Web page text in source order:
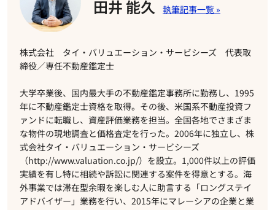
田井 能久
株式会社 タイ・バリュエーション・サービシーズ 代表取
締役／専任不動産鑑定士
大学卒業後、国内最大手の不動産鑑定事務所に勤務し、1995
年に不動産鑑定士資格を取得。その後、米国系不動産投資フ
ァンドに転職し、資産評価業務を担当。全国各地でさまざま
な物件の現地調査と価格査定を行った。2006年に独立し、株
式会社タイ・バリュエーション・サービシーズ
（http://www.valuation.co.jp/）を設立。1,000件以上の評価
実績を有し特に相続や訴訟に関連する案件を得意とする。海
外事業では滞在型余暇を楽しむ人に助言する「ロングステイ
アドバイザー」業務を行い、2015年にマレーシアの企業と業